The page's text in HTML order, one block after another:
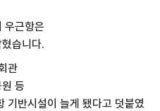
우근항은
습니다.
관
등
기반시설이 늘게 됐다고 덧붙였